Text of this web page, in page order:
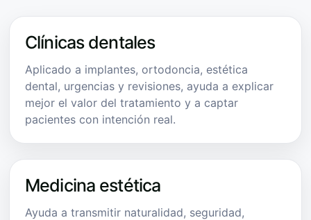
Clínicas dentales
Aplicado a implantes, ortodoncia, estética
dental, urgencias y revisiones, ayuda a explicar
mejor el valor del tratamiento y a captar
pacientes con intención real.
Medicina estética
Ayuda a transmitir naturalidad, seguridad,